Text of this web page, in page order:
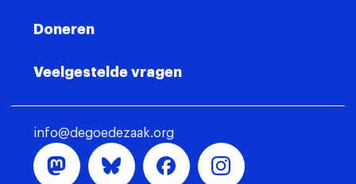
Doneren
Veelgestelde vragen
info@degoedezaak.org